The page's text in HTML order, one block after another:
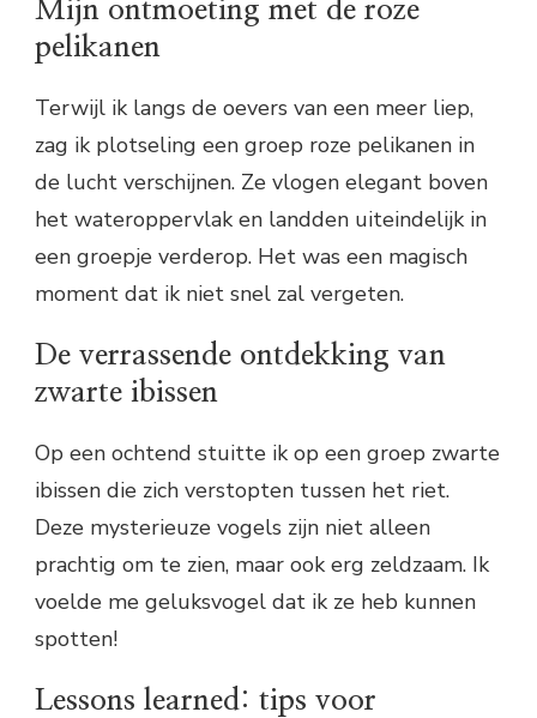
Mijn ontmoeting met de roze
pelikanen
Terwijl ik langs de oevers van een meer liep,
zag ik plotseling een groep roze pelikanen in
de lucht verschijnen. Ze vlogen elegant boven
het wateroppervlak en landden uiteindelijk in
een groepje verderop. Het was een magisch
moment dat ik niet snel zal vergeten.
De verrassende ontdekking van
zwarte ibissen
Op een ochtend stuitte ik op een groep zwarte
ibissen die zich verstopten tussen het riet.
Deze mysterieuze vogels zijn niet alleen
prachtig om te zien, maar ook erg zeldzaam. Ik
voelde me geluksvogel dat ik ze heb kunnen
spotten!
Lessons learned: tips voor